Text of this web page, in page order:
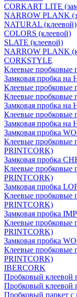
CORKART LITE
NARROW PLANK
NATURAL (клеевой)
COLORS (клеевой)
SLATE (клеевой)
NARROW PLANK
CORKSTYLE
Клеевые пробковые
Замковая пробка на
Клеевые пробковые
Клеевые
Замковая пробка
Клеевые пробковые
Замковая пробка на
Замковая пробка
Клеевые пробковые
PRINTCORK)
Замковая пробка
Клеевые пробковые
PRINTCORK)
Замковая пробка
Клеевые пробковые
PRINTCORK)
Замковая пробка
Клеевые пробковые
PRINTCORK)
Замковая пробка
Клеевые пробковые
PRINTCORK)
IBERCORK
Пробковый клеевой
Пробковый клеевой
Пробковый паркет